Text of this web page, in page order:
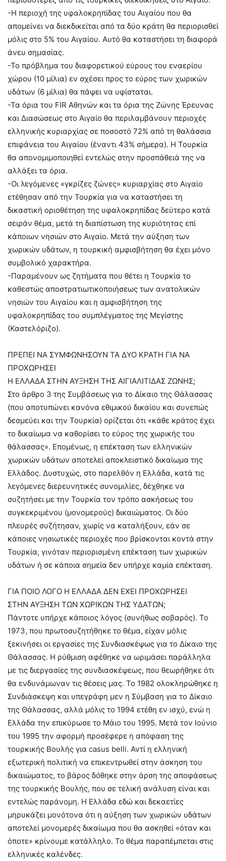
-Η περιοχή της υφαλοκρηπίδας του Αιγαίου που θα
απομείνει να διεκδικείται από τα δύο κράτη θα περιορισθεί
μόλις στο 5% του Αιγαίου. Αυτό θα καταστήσει τη διαφορά
άνευ σημασίας.
-Το πρόβλημα του διαφορετικού εύρους του εναερίου
χώρου (10 μίλια) εν σχέσει προς το εύρος των χωρικών
υδάτων (6 μίλια) θα πάψει να υφίσταται.
-Τα όρια του FIR Αθηνών και τα όρια της Ζώνης Έρευνας
και Διασώσεως στο Αιγαίο θα περιλαμβάνουν περιοχές
ελληνικής κυριαρχίας σε ποσοστό 72% από τη θαλάσσια
επιφάνεια του Αιγαίου (έναντι 43% σήμερα). Η Τουρκία
θα απονομιμοποιηθεί εντελώς στην προσπάθειά της να
αλλάξει τα όρια.
-Οι λεγόμενες «γκρίζες ζώνες» κυριαρχίας στο Αιγαίο
ετέθησαν από την Τουρκία για να καταστήσει τη
δικαστική οριοθέτηση της υφαλοκρηπίδας δεύτερο κατά
σειράν θέμα, μετά τη διαπίστωση της κυριότητας επί
κάποιων νησιών στο Αιγαίο. Μετά την αύξηση των
χωρικών υδάτων, η τουρκική αμφισβήτηση θα έχει μόνο
συμβολικό χαρακτήρα.
-Παραμένουν ως ζητήματα που θέτει η Τουρκία το
καθεστώς αποστρατιωτικοποιήσεως των ανατολικών
νησιών του Αιγαίου και η αμφισβήτηση της
υφαλοκρηπίδας του συμπλέγματος της Μεγίστης
(Καστελόριζο).
ΠΡΕΠΕΙ ΝΑ ΣΥΜΦΩΝΗΣΟΥΝ ΤΑ ΔΥΟ ΚΡΑΤΗ ΓΙΑ ΝΑ
ΠΡΟΧΩΡΗΣΕΙ
Η ΕΛΛΑΔΑ ΣΤΗΝ ΑΥΞΗΣΗ ΤΗΣ ΑΙΓΙΑΛΙΤΙΔΑΣ ΖΩΝΗΣ;
Στο άρθρο 3 της Συμβάσεως για το Δίκαιο της Θάλασσας
(που αποτυπώνει κανόνα εθιμικού δικαίου και συνεπώς
δεσμεύει και την Τουρκία) ορίζεται ότι «κάθε κράτος έχει
το δικαίωμα να καθορίσει το εύρος της χωρικής του
θάλασσας». Επομένως, η επέκταση των ελληνικών
χωρικών υδάτων αποτελεί αποκλειστικό δικαίωμα της
Ελλάδος. Δυστυχώς, στο παρελθόν η Ελλάδα, κατά τις
λεγόμενες διερευνητικές συνομιλίες, δέχθηκε να
συζητήσει με την Τουρκία τον τρόπο ασκήσεως του
συγκεκριμένου (μονομερούς) δικαιώματος. Οι δύο
πλευρές συζήτησαν, χωρίς να καταλήξουν, εάν σε
κάποιες νησιωτικές περιοχές που βρίσκονται κοντά στην
Τουρκία, γινόταν περιορισμένη επέκταση των χωρικών
υδάτων ή σε κάποια σημεία δεν υπήρχε καμία επέκταση.
ΓΙΑ ΠΟΙΟ ΛΟΓΟ Η ΕΛΛΑΔΑ ΔΕΝ ΕΧΕΙ ΠΡΟΧΩΡΗΣΕΙ
ΣΤΗΝ ΑΥΞΗΣΗ ΤΩΝ ΧΩΡΙΚΩΝ ΤΗΣ ΥΔΑΤΩΝ;
Πάντοτε υπήρχε κάποιος λόγος (συνήθως σοβαρός). Το
1973, που πρωτοσυζητήθηκε το θέμα, είχαν μόλις
ξεκινήσει οι εργασίες της Συνδιασκέψως για το Δίκαιο της
Θάλασσας. Η ρύθμιση αφέθηκε να ωριμάσει παράλληλα
με τις διεργασίες της συνδιασκέψεως, που θεωρήθηκε ότι
θα ενδυνάμωναν τις θέσεις μας. Το 1982 ολοκληρώθηκε η
Συνδιάσκεψη και υπεγράφη μεν η Σύμβαση για το Δίκαιο
της Θάλασσας, αλλά μόλις το 1994 ετέθη εν ισχύ, ενώ η
Ελλάδα την επικύρωσε το Μάιο του 1995. Μετά τον Ιούνιο
του 1995 την αφορμή προσέφερε η απόφαση της
τουρκικής Βουλής για casus belli. Αντί η ελληνική
εξωτερική πολιτική να επικεντρωθεί στην άσκηση του
δικαιώματος, το βάρος δόθηκε στην άρση της αποφάσεως
της τουρκικής Βουλής, που σε τελική ανάλυση είναι και
εντελώς παράνομη. Η Ελλάδα εδώ και δεκαετίες
μηρυκάζει μονότονα ότι η αύξηση των χωρικών υδάτων
αποτελεί μονομερές δικαίωμα που θα ασκηθεί «όταν και
όποτε» κρίνουμε κατάλληλο. Το θέμα παραπέμπεται στις
ελληνικές καλένδες.